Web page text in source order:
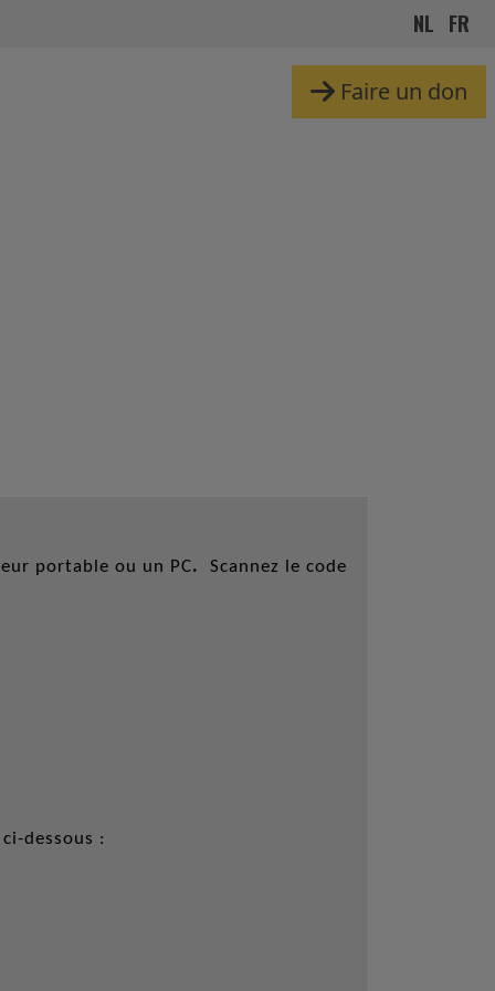
NL FR
Faire un don
portable ou un PC. Scannez le code
dessous :